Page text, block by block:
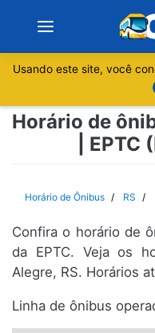
Sobre
Rio de Janeiro
Usando este site, você
Horário de
|
Horário de Ônibus RS
Confira o horário de
da EPTC. Veja os
Alegre, RS. Horários
Linha de ônibus